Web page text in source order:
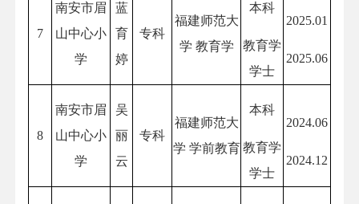
7
南安市眉
山中心小
学
蓝
育
婷
专科
福建师范大
学 教育学
本科
教育学
学士
2025.01
2025.06
8
南安市眉
山中心小
学
吴
丽
云
专科
福建师范大
学 学前教育
本科
教育学
学士
2024.06
2024.12